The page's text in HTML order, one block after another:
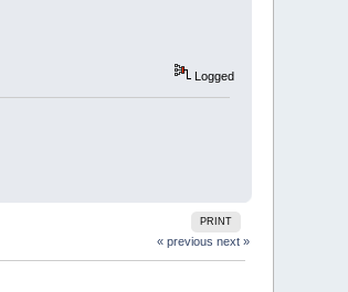
Logged
PRINT
« previous next »